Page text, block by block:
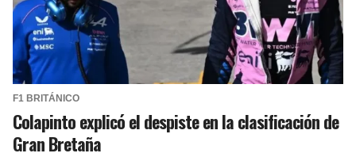
F1 BRITÁNICO
Colapinto explicó el despiste en la clasificación de
Gran Bretaña